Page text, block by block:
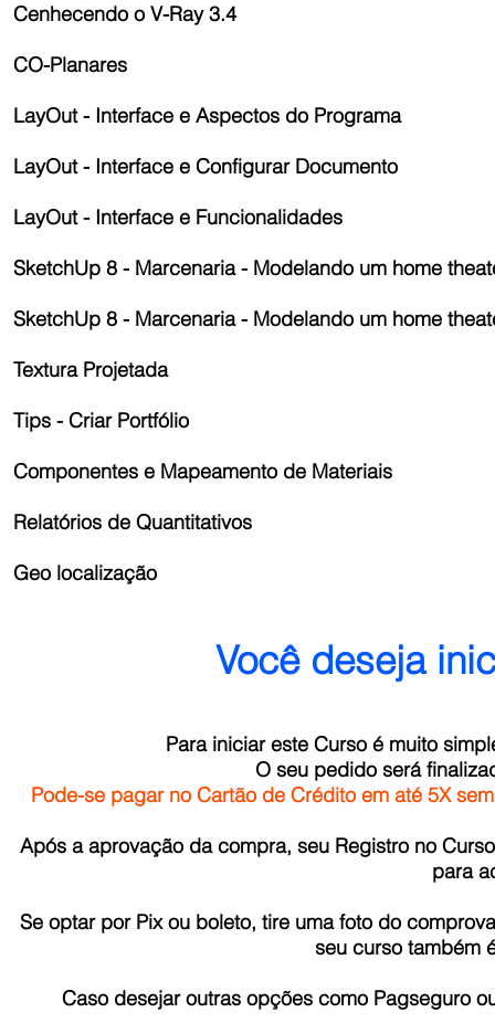
Cenhecendo o V-Ray 3.4
CO-Planares
LayOut - Interface e Aspectos do Programa
LayOut - Interface e Configurar Documento
LayOut - Interface e Funcionalidades
SketchUp 8 - Marcenaria - Modelando um home
SketchUp 8 - Marcenaria - Modelando um home
Textura Projetada
Tips - Criar Portfólio
Componentes e Mapeamento de Materiais
Relatórios de Quantitativos
Geo localização
Você deseja
Para iniciar este Curso é muito
O seu pedido será
Pode-se pagar no Cartão de Crédito em até 5X
Após a aprovação da compra, seu Registro no
para
Se optar por Pix ou boleto, tire uma foto do
seu curso também
Caso desejar outras opções como Pagseguro